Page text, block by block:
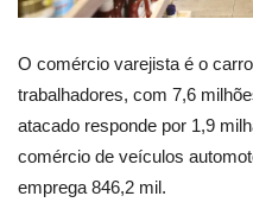
O comércio varejista é o
trabalhadores, com 7,6
atacado responde por 1,9
comércio de veículos
emprega 846,2 mil.